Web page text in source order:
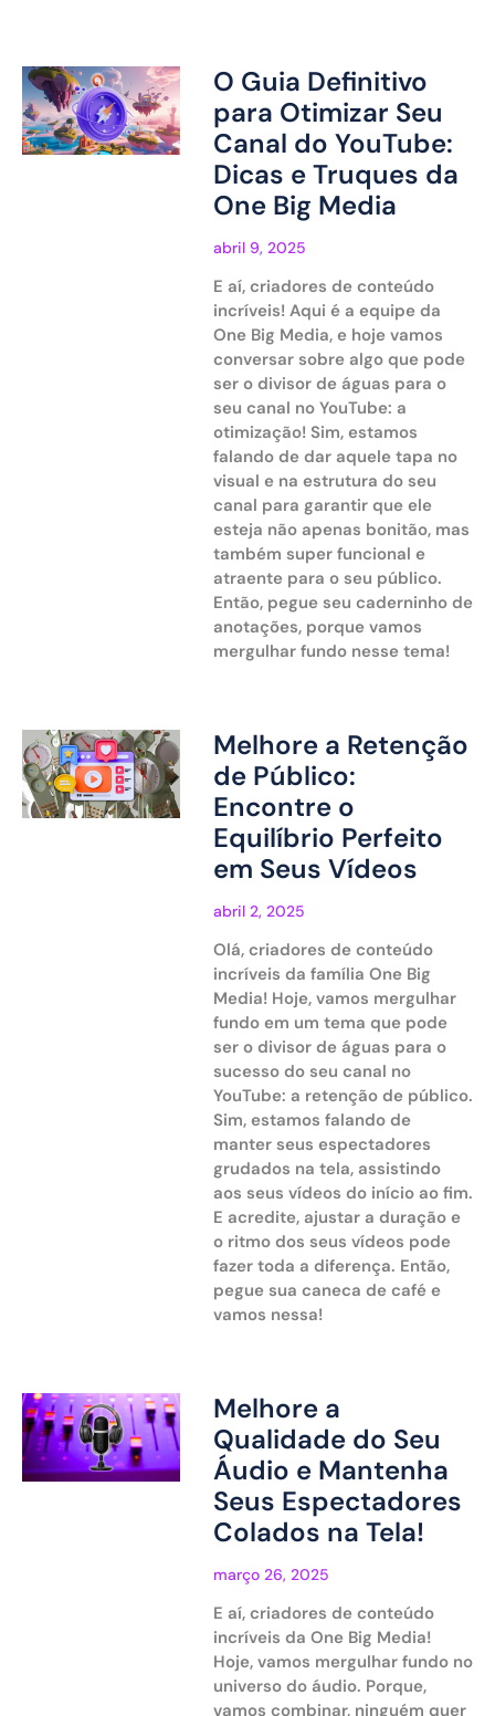
O Guia Definitivo
para Otimizar Seu
Canal do YouTube:
Dicas e Truques da
One Big Media
abril 9, 2025
E aí, criadores de conteúdo
incríveis! Aqui é a equipe da
One Big Media, e hoje vamos
conversar sobre algo que pode
ser o divisor de águas para o
seu canal no YouTube: a
otimização! Sim, estamos
falando de dar aquele tapa no
visual e na estrutura do seu
canal para garantir que ele
esteja não apenas bonitão, mas
também super funcional e
atraente para o seu público.
Então, pegue seu caderninho de
anotações, porque vamos
mergulhar fundo nesse tema!
Melhore a Retenção
de Público:
Encontre o
Equilíbrio Perfeito
em Seus Vídeos
abril 2, 2025
Olá, criadores de conteúdo
incríveis da família One Big
Media! Hoje, vamos mergulhar
fundo em um tema que pode
ser o divisor de águas para o
sucesso do seu canal no
YouTube: a retenção de público.
Sim, estamos falando de
manter seus espectadores
grudados na tela, assistindo
aos seus vídeos do início ao fim.
E acredite, ajustar a duração e
o ritmo dos seus vídeos pode
fazer toda a diferença. Então,
pegue sua caneca de café e
vamos nessa!
Melhore a
Qualidade do Seu
Áudio e Mantenha
Seus Espectadores
Colados na Tela!
março 26, 2025
E aí, criadores de conteúdo
incríveis da One Big Media!
Hoje, vamos mergulhar fundo no
universo do áudio. Porque,
vamos combinar, ninguém quer